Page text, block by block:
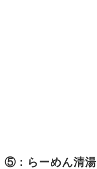
⑤：らーめん清湯